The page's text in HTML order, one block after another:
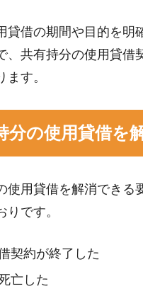
貸借の期間や目的を
、共有持分の使用貸借
ます。
分の使用貸借を
使用貸借を解消できる
りです。
契約が終了した
亡した